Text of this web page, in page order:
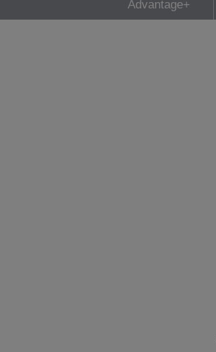
Advantage+